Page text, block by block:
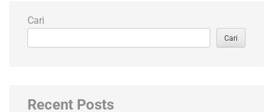
Cari
Cari
Recent Posts